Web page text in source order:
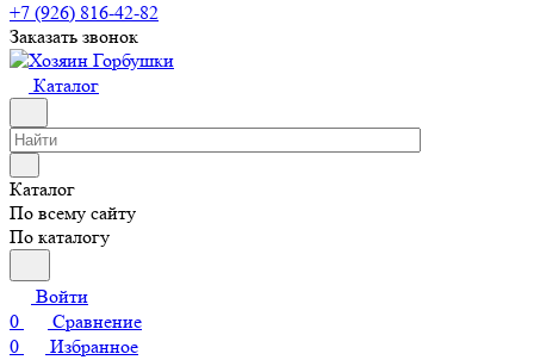
+7 (926) 816-42-82
Заказать звонок
Каталог
Каталог
По всему сайту
По каталогу
Войти
0
Сравнение
0
Избранное